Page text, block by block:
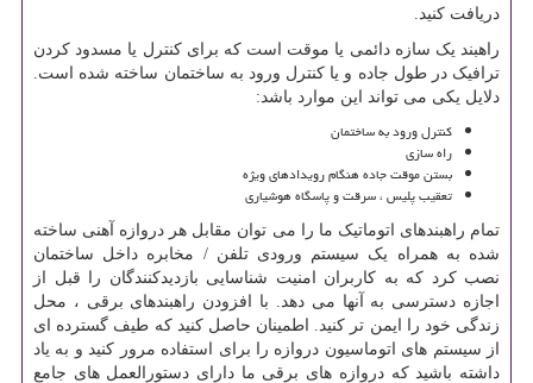
دریافت کنید.
راهبند یک سازه دائمی یا موقت است که برای کنترل یا مسدود کردن
ترافیک در طول جاده و یا کنترل ورود به ساختمان ساخته شده است.
دلایل یکی می تواند این موارد باشد:
کنترل ورود به ساختمان
راه سازی
بستن موقت جاده هنگام رویدادهای ویژه
تعقیب پلیس ، سرقت و پاسگاه هوشیاری
تمام راهبندهای اتوماتیک ما را می توان مقابل هر دروازه آهنی ساخته
شده به همراه یک سیستم ورودی تلفن / مخابره داخل ساختمان
نصب کرد که به کاربران امنیت شناسایی بازدیدکنندگان را قبل از
اجازه دسترسی به آنها می دهد. با افزودن راهبندهای برقی ، محل
زندگی خود را ایمن تر کنید. اطمینان حاصل کنید که طیف گسترده ای
از سیستم های اتوماسیون دروازه را برای استفاده مرور کنید و به یاد
داشته باشید که دروازه های برقی ما دارای دستورالعمل های جامع